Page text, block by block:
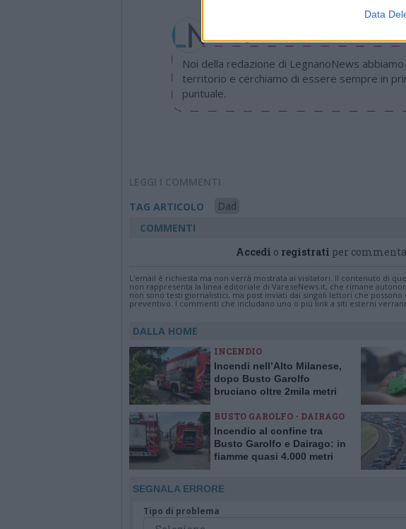
Data
info@legnanonews.com
Noi della redazione di LegnanoNews
territorio e cerchiamo di essere sempre in
puntuale.
LEGGI I COMMENTI
TAG ARTICOLO
Dad
COMMENTI
Accedi o registrati per
L'email è richiesta ma non verrà mostrata ai visitatori. Il contenuto di
non rappresenta la linea editoriale di VareseNews.it, che rimane
non sono testi giornalistici, ma post inviati dai singoli lettori che
preventivo. I commenti che includano uno o più link a siti esterni
DALLA HOME
INCENDIO
Incendi nell’Alto Milanese,
dopo Busto Garolfo
bruciano oltre 2mila metri
BUSTO GAROLFO - DAIRAGO
Incendio al confine tra
Busto Garolfo e Dairago: in
fiamme quasi 4.000 metri
SEGNALA ERRORE
Tipo di problema